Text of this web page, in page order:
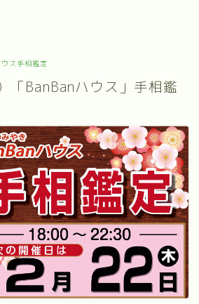
ス手相鑑定
BanBanハウス」手相鑑